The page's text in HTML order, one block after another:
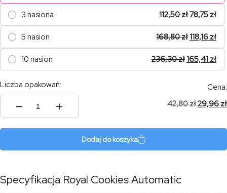
3 nasiona 112,50zł78,75 zł
5 nasion 168,80zł118,16 zł
10 nasion 236,30zł165,41 zł
Liczba opakowań:
ilość
Cena:
42,80zł29,96 zł
Dodaj do koszyka
Specyfikacja Royal Cookies Automatic